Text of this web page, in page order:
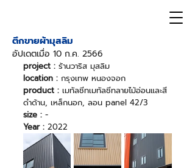
ตึกขายผ้ามุสลิม
อัปเดตเมื่อ 10 ก.ค. 2566
project : ร้านวาริส มุสลิม
location : กรุงเทพ หนองจอก
product : เมทัลชีทเมทัลชีทลายไม้อ่อนและสี
ดำด้าน, เหล็กนอก, ลอน panel 42/3
size : -
Year : 2022